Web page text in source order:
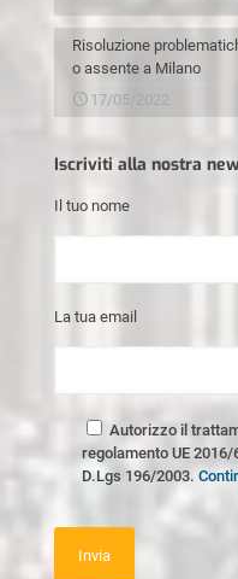
Risoluzione
o assente a Milano
17/05/2022
Iscriviti alla nostra
Il tuo nome
La tua email
Autorizzo il
regolamento UE
D.Lgs 196/2003.